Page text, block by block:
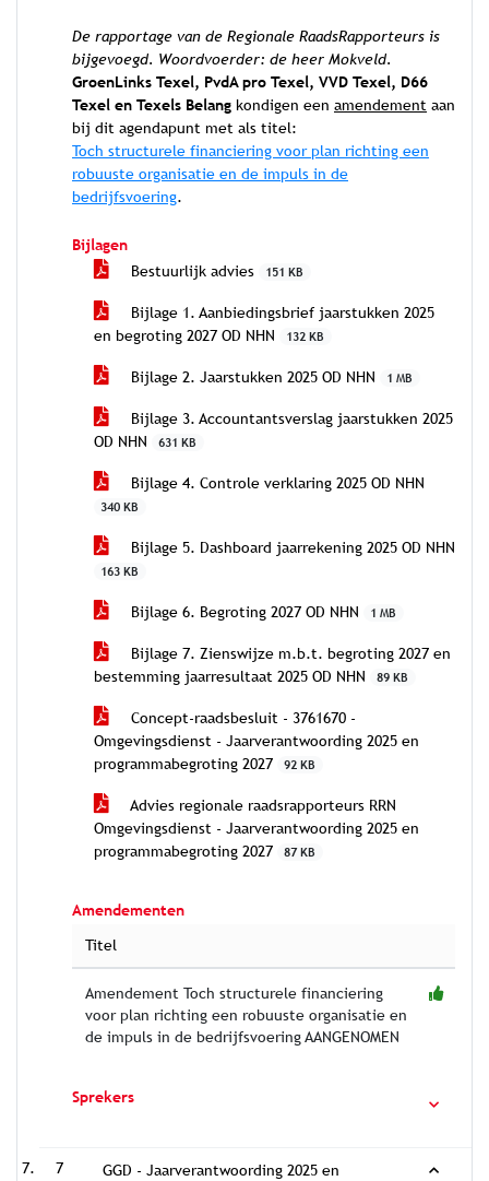
De rapportage van de Regionale RaadsRapporteurs is
bijgevoegd. Woordvoerder: de heer Mokveld.
GroenLinks Texel, PvdA pro Texel, VVD Texel, D66
Texel en Texels Belang kondigen een amendement aan
bij dit agendapunt met als titel:
Toch structurele financiering voor plan richting een
robuuste organisatie en de impuls in de
bedrijfsvoering.
Bijlagen
Bestuurlijk advies
151 KB
Bijlage 1. Aanbiedingsbrief jaarstukken 2025
en begroting 2027 OD NHN
132 KB
Bijlage 2. Jaarstukken 2025 OD NHN 1 MB
Bijlage 3. Accountantsverslag jaarstukken 2025
OD NHN
631 KB
Bijlage 4. Controle verklaring 2025 OD NHN
340 KB
Bijlage 5. Dashboard jaarrekening 2025 OD NHN
163 KB
Bijlage 6. Begroting 2027 OD NHN 1 MB
Bijlage 7. Zienswijze m.b.t. begroting 2027 en
bestemming jaarresultaat 2025 OD NHN
89 KB
Concept-raadsbesluit - 3761670 -
Omgevingsdienst - Jaarverantwoording 2025 en
programmabegroting 2027
92 KB
Advies regionale raadsrapporteurs RRN
Omgevingsdienst - Jaarverantwoording 2025 en
programmabegroting 2027
87 KB
Amendementen
Titel
Amendement Toch structurele financiering
voor plan richting een robuuste organisatie en
de impuls in de bedrijfsvoering AANGENOMEN
Sprekers
7
GGD - Jaarverantwoording 2025 en